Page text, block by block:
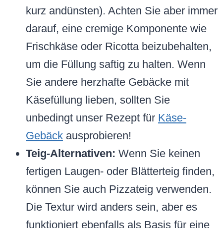
kurz andünsten). Achten Sie aber immer
darauf, eine cremige Komponente wie
Frischkäse oder Ricotta beizubehalten,
um die Füllung saftig zu halten. Wenn
Sie andere herzhafte Gebäcke mit
Käsefüllung lieben, sollten Sie
unbedingt unser Rezept für Käse-
Gebäck ausprobieren!
Teig-Alternativen: Wenn Sie keinen
fertigen Laugen- oder Blätterteig finden,
können Sie auch Pizzateig verwenden.
Die Textur wird anders sein, aber es
funktioniert ebenfalls als Basis für eine